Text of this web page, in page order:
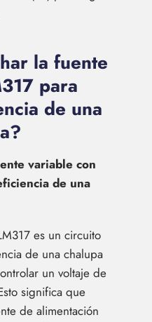
la fuente
para
de una
variable con
de una
es un circuito
de una chalupa
un voltaje de
significa que
de alimentación